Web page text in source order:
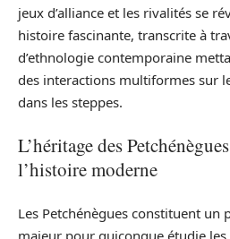
jeux d’alliance et les rivalités se
histoire fascinante, transcrite à
d’ethnologie contemporaine
des interactions multiformes sur
dans les steppes.
L’héritage des
l’histoire moderne
Les Petchénègues constituent un
majeur pour quiconque étudie